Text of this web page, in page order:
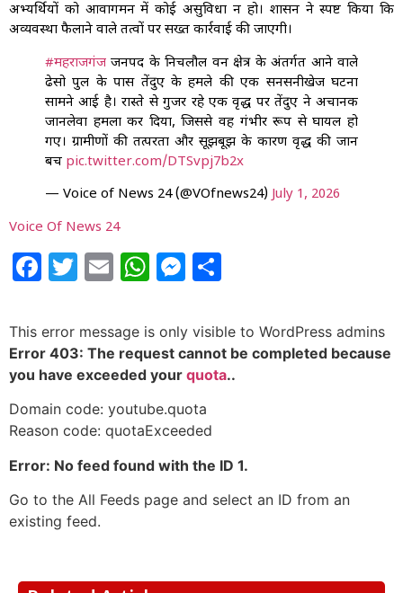
अभ्यर्थियों को आवागमन में कोई असुविधा न हो। प्रशासन ने स्पष्ट किया कि
अव्यवस्था फैलाने वाले तत्वों पर सख्त कार्रवाई की जाएगी।
#महराजगंज जनपद के निचलौल वन क्षेत्र के अंतर्गत आने वाले
ढेसो पुल के पास तेंदुए के हमले की एक सनसनीखेज घटना
सामने आई है। रास्ते से गुजर रहे एक वृद्ध पर तेंदुए ने अचानक
जानलेवा हमला कर दिया, जिससे वह गंभीर रूप से घायल हो
गए। ग्रामीणों की तत्परता और सूझबूझ के कारण वृद्ध की जान
बच pic.twitter.com/DTSvpj7b2x
— Voice of News 24 (@VOfnews24) July 1, 2026
Voice Of News 24
Facebook
Twitter
EmailWhatsApp
Messenger
This error message is only visible to WordPress admins
Error 403: The request cannot be completed because
you have exceeded your quota..
Domain code: youtube.quota
Reason code: quotaExceeded
Error: No feed found with the ID 1.
Go to the All Feeds page and select an ID from an
existing feed.